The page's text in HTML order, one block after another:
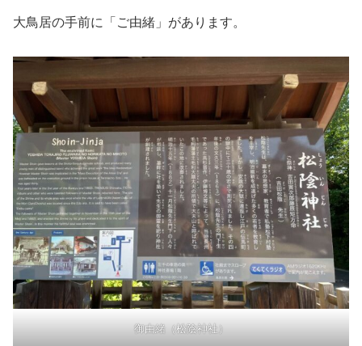
大鳥居の手前に「ご由緒」があります。
御由緒（松陰神社）